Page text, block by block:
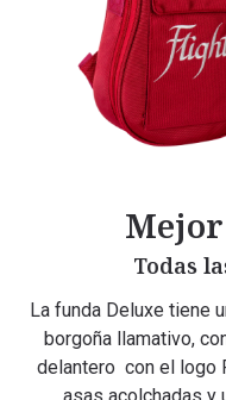
Todas
La funda Deluxe tiene
borgoña llamativo,
delantero con el logo